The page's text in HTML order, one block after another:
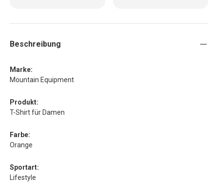
Beschreibung
Marke:
Mountain Equipment
Produkt:
T-Shirt für Damen
Farbe:
Orange
Sportart:
Lifestyle